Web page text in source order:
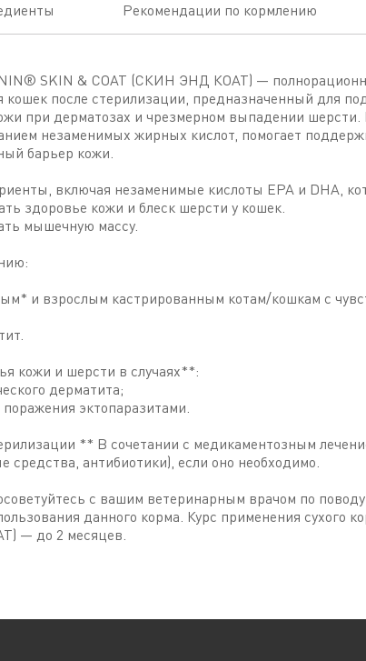
Рекомендации по кормлению
SKIN & COAT (СКИН ЭНД КОАТ) —
кошек после стерилизации, предназначенный для
при дерматозах и чрезмерном выпадении шерсти.
незаменимых жирных кислот, помогает
барьер кожи.
включая незаменимые кислоты EPA и DHA,
здоровье кожи и блеск шерсти у кошек.
мышечную массу.
и взрослым кастрированным котам/кошкам с
кожи и шерсти в случаях**:
дерматита;
эктопаразитами.
** В сочетании с медикаментозным
средства, антибиотики), если оно необходимо.
с вашим ветеринарным врачом по поводу
данного корма. Курс применения сухого
— до 2 месяцев.